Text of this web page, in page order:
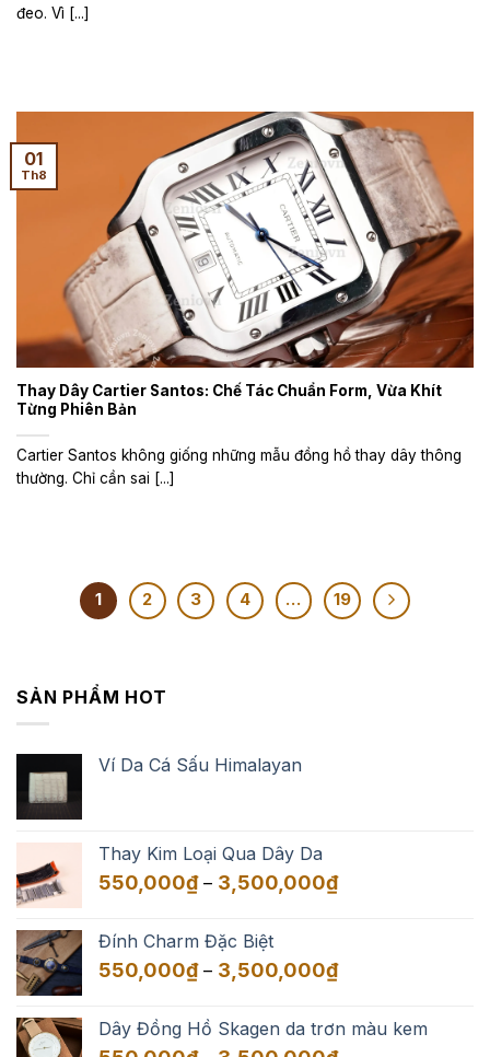
đeo. Vì [...]
Thay Dây Cartier Santos: Chế Tác Chuẩn Form, Vừa Khít
Từng Phiên Bản
Cartier Santos không giống những mẫu đồng hồ thay dây thông
thường. Chỉ cần sai [...]
01
Th8
1 2 3 4 … 19
SẢN PHẨM HOT
Ví Da Cá Sấu Himalayan
Thay Kim Loại Qua Dây Da
550,000₫ – 3,500,000₫Khoảng
đến
Đính Charm Đặc Biệt
550,000₫ – 3,500,000₫Khoảng
550,000₫
Dây Đồng Hồ Skagen da trơn màu kem